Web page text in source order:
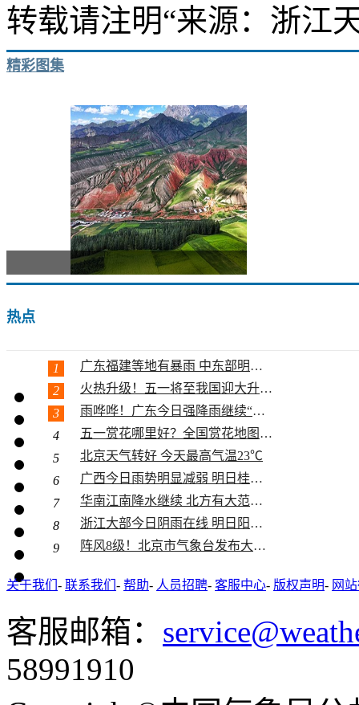
转载请注明“来源：浙江
精彩图集
走进青
热点
1
广东福建等地有暴雨 中东部明起大升...
2
火热升级！五一将至我国迎大升温 多...
3
雨哗哗！广东今日强降雨继续“控场”...
4
五一赏花哪里好？全国赏花地图助你寻...
5
北京天气转好 今天最高气温23℃
6
广西今日雨势明显减弱 明日桂南桂西...
7
华南江南降水继续 北方有大范围沙尘
8
浙江大部今日阴雨在线 明日阳光又“...
9
阵风8级！北京市气象台发布大风蓝色...
关于我们 - 联系我们 - 帮助- 人员招聘- 客服中心- 版权声明- 网
客服邮箱：
58991910